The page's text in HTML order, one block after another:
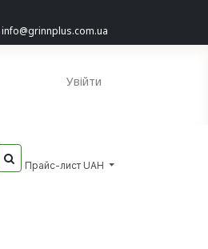
info@grinnplus.com.ua
Увійти
Прайс-лист UAH